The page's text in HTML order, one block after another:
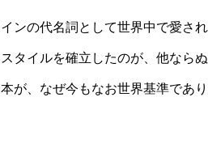
ンの代名詞として世界中で愛さ
スタイルを確立したのが、他なら
が、なぜ今もなお世界基準であ